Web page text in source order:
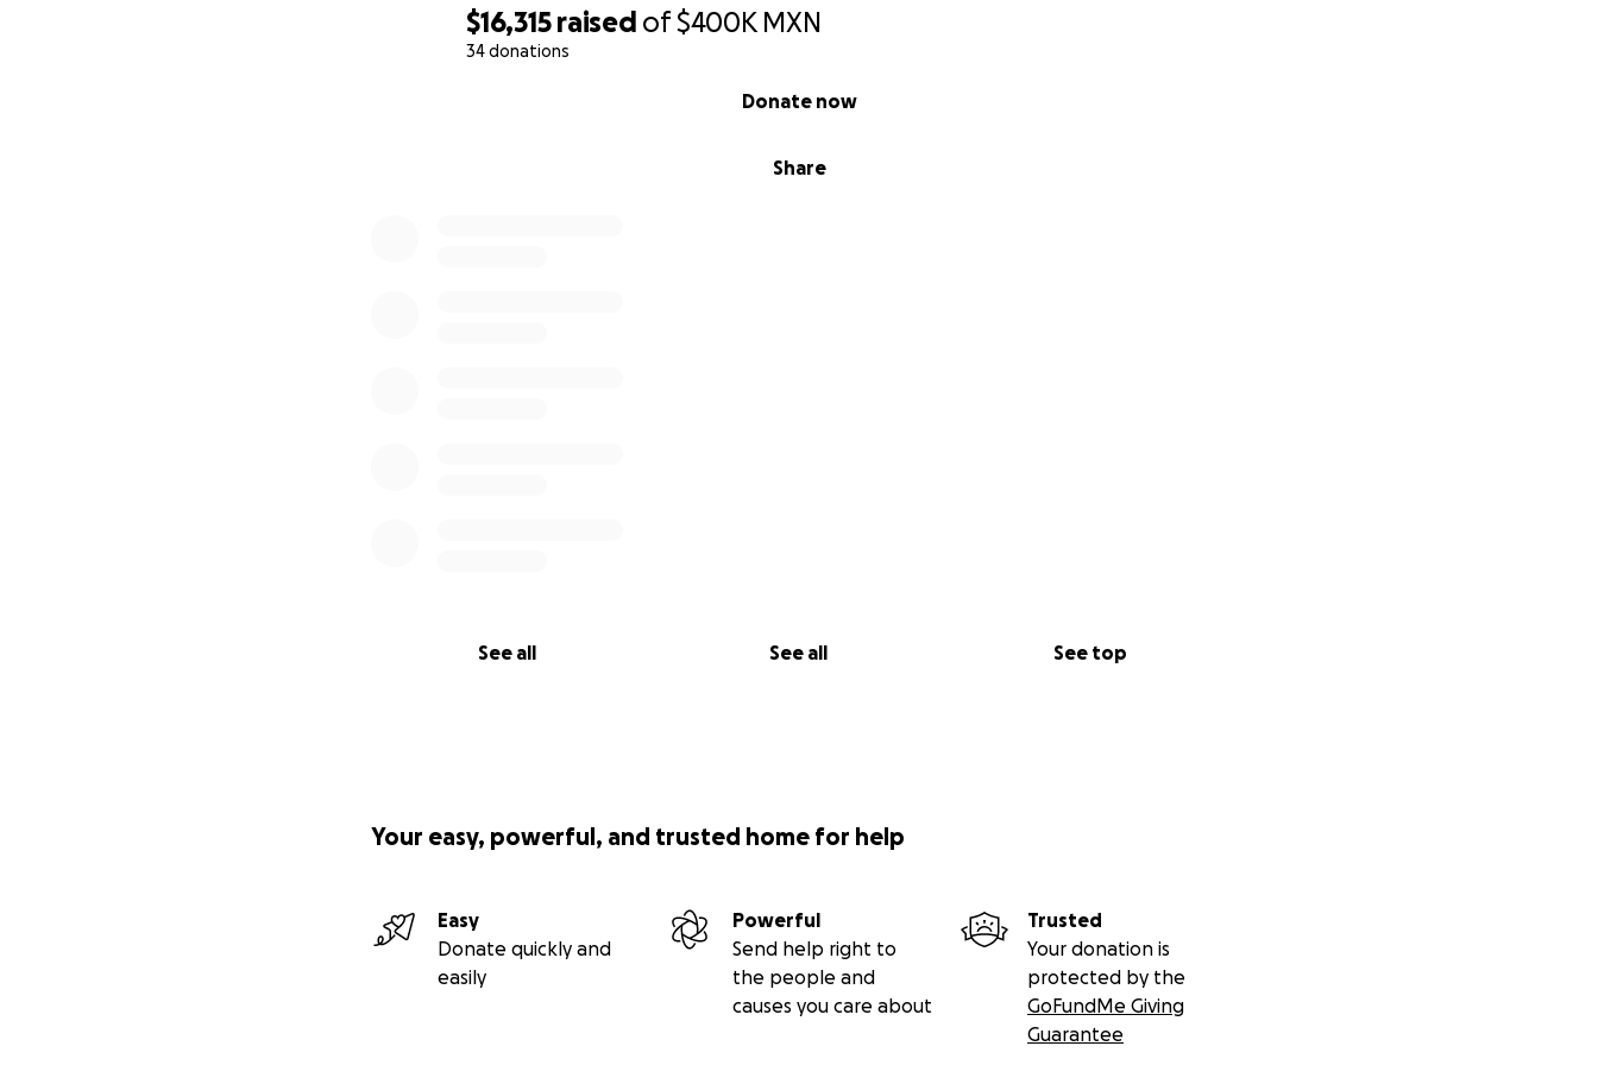
$16,315 raised of$400K MXN
34 donations
Share
Donate now
See all See all See top
Your easy, powerful, and trusted home for help
Easy
Donate quickly and
easily
Powerful
Send help right to
the people and
causes you care about
Trusted
Your donation is
protected by the
GoFundMe Giving
Guarantee